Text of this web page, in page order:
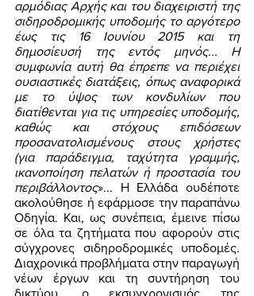
αρμόδιας Αρχής και του διαχειριστή της
σιδηροδρομικής υποδομής το αργότερο
έως τις 16 Ιουνίου 2015 και τη
δημοσίευσή της εντός μηνός... Η
συμφωνία αυτή θα έπρεπε να περιέχει
ουσιαστικές διατάξεις, όπως αναφορικά
με το ύψος των κονδυλίων που
διατίθενται για τις υπηρεσίες υποδομής,
καθώς και στόχους επιδόσεων
προσανατολισμένους στους χρήστες
(για παράδειγμα, ταχύτητα γραμμής,
ικανοποίηση πελατών ή προστασία του
περιβάλλοντος»... Η Ελλάδα ουδέποτε
ακολούθησε ή εφάρμοσε την παραπάνω
Οδηγία. Και, ως συνέπεια, έμεινε πίσω
σε όλα τα ζητήματα που αφορούν στις
σύγχρονες σιδηροδρομικές υποδομές.
Διαχρονικά προβλήματα στην παραγωγή
νέων έργων και τη συντήρηση του